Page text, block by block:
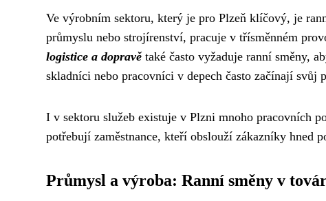
Ve výrobním sektoru, který je pro Plzeň klíčový, je
průmyslu nebo strojírenství, pracuje v třísměnném
logistice a dopravětaké často vyžaduje ranní směny,
skladníci nebo pracovníci v depech často začínají svůj
I v sektoru služeb existuje v Plzni mnoho pracovních
potřebují zaměstnance, kteří obslouží zákazníky hned
Průmysl a výroba: Ranní směny v